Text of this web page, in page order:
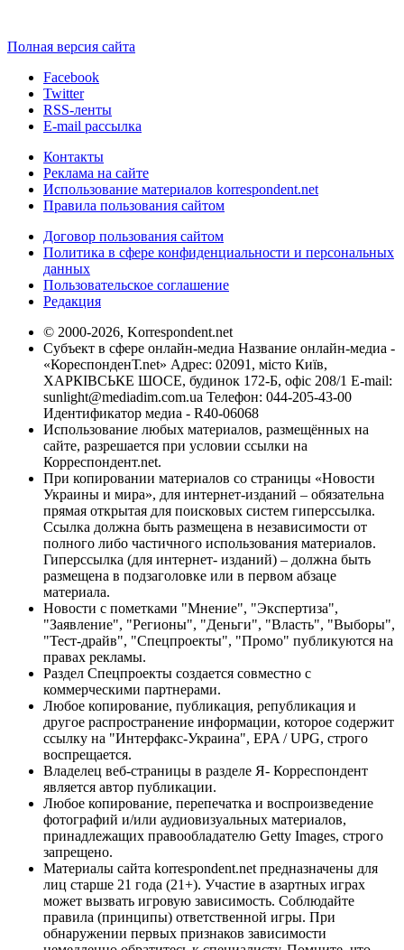
Полная версия сайта
Facebook
Twitter
RSS-ленты
E-mail рассылка
Контакты
Реклама на сайте
Использование материалов korrespondent.net
Правила пользования сайтом
Договор пользования сайтом
Политика в сфере конфиденциальности и персональных
данных
Пользовательское соглашение
Редакция
© 2000-2026, Korrespondent.net
Субъект в сфере онлайн-медиа Название онлайн-медиа -
«КореспонденТ.net» Адрес: 02091, місто Київ,
ХАРКІВСЬКЕ ШОСЕ, будинок 172-Б, офіс 208/1 E-mail:
sunlight@mediadim.com.ua Телефон: 044-205-43-00
Идентификатор медиа - R40-06068
Использование любых материалов, размещённых на
сайте, разрешается при условии ссылки на
Корреспондент.net.
При копировании материалов со страницы «Новости
Украины и мира», для интернет-изданий – обязательна
прямая открытая для поисковых систем гиперссылка.
Ссылка должна быть размещена в независимости от
полного либо частичного использования материалов.
Гиперссылка (для интернет- изданий) – должна быть
размещена в подзаголовке или в первом абзаце
материала.
Новости с пометками "Мнение", "Экспертиза",
"Заявление", "Регионы", "Деньги", "Власть", "Выборы",
"Тест-драйв", "Спецпроекты", "Промо" публикуются на
правах рекламы.
Раздел Спецпроекты создается совместно с
коммерческими партнерами.
Любое копирование, публикация, републикация и
другое распространение информации, которое содержит
ссылку на "Интерфакс-Украина", EPA / UPG, строго
воспрещается.
Владелец веб-страницы в разделе Я- Корреспондент
является автор публикации.
Любое копирование, перепечатка и воспроизведение
фотографий и/или аудиовизуальных материалов,
принадлежащих правообладателю Getty Images, строго
запрещено.
Материалы сайта korrespondent.net предназначены для
лиц старше 21 года (21+). Участие в азартных играх
может вызвать игровую зависимость. Соблюдайте
правила (принципы) ответственной игры. При
обнаружении первых признаков зависимости